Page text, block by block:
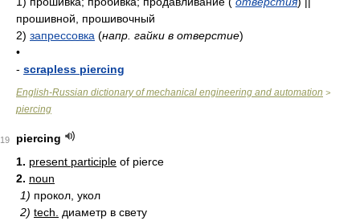
прошивной, прошивочный
2) запрессовка (напр. гайки в отверстие)
•
- scrapless piercing
English-Russian dictionary of mechanical engineering and automation >
piercing
19
piercing
1. present participle of pierce
2. noun
1) прокол, укол
2) tech.
диаметр в свету